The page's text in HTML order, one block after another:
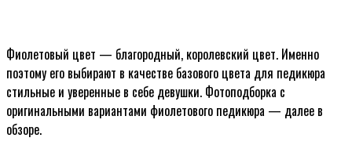
Фиолетовый цвет — благородный, королевский цвет. Именно
поэтому его выбирают в качестве базового цвета для педикюра
стильные и уверенные в себе девушки. Фотоподборка с
оригинальными вариантами фиолетового педикюра — далее в
обзоре.